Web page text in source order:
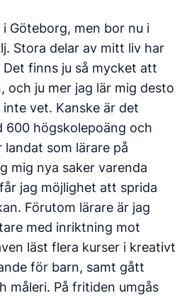
Göteborg, men bor nu i
Stora delar av mitt liv har
finns ju så mycket att
och ju mer jag lär mig desto
vet. Kanske är det
600 högskolepoäng och
landat som lärare på
mig nya saker varenda
jag möjlighet att sprida
Förutom lärare är jag
med inriktning mot
läst flera kurser i kreativt
för barn, samt gått
måleri. På fritiden umgås